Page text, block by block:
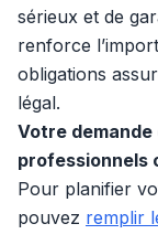
sérieux et de
renforce
obligations
légal.
Votre
professionnels
Pour planifier
pouvez remplir